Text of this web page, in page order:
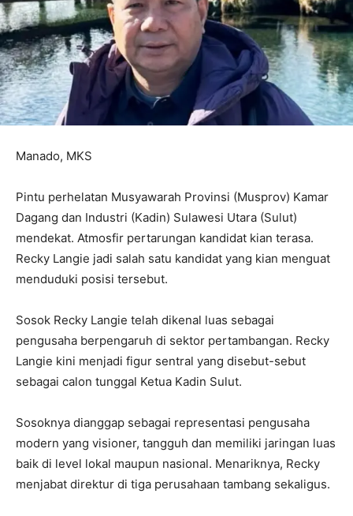
Manado, MKS
Pintu perhelatan Musyawarah Provinsi (Musprov) Kamar
Dagang dan Industri (Kadin) Sulawesi Utara (Sulut)
mendekat. Atmosfir pertarungan kandidat kian terasa.
Recky Langie jadi salah satu kandidat yang kian menguat
menduduki posisi tersebut.
Sosok Recky Langie telah dikenal luas sebagai
pengusaha berpengaruh di sektor pertambangan. Recky
Langie kini menjadi figur sentral yang disebut-sebut
sebagai calon tunggal Ketua Kadin Sulut.
Sosoknya dianggap sebagai representasi pengusaha
modern yang visioner, tangguh dan memiliki jaringan luas
baik di level lokal maupun nasional. Menariknya, Recky
menjabat direktur di tiga perusahaan tambang sekaligus.